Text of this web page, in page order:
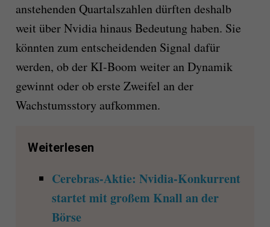
anstehenden Quartalszahlen dürften deshalb
weit über Nvidia hinaus Bedeutung haben. Sie
könnten zum entscheidenden Signal dafür
werden, ob der KI-Boom weiter an Dynamik
gewinnt oder ob erste Zweifel an der
Wachstumsstory aufkommen.
Weiterlesen
Cerebras-Aktie: Nvidia-Konkurrent
startet mit großem Knall an der
Börse